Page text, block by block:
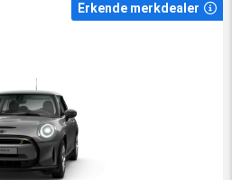
Erkende merkdealer